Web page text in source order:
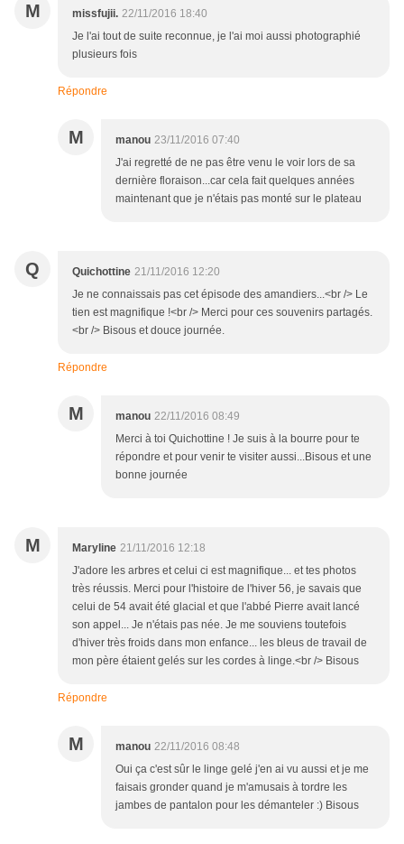
M missfujii. 22/11/2016 18:40
Je l'ai tout de suite reconnue, je l'ai moi aussi photographié
plusieurs fois
Répondre
M manou 23/11/2016 07:40
J'ai regretté de ne pas être venu le voir lors de sa
dernière floraison...car cela fait quelques années
maintenant que je n'étais pas monté sur le plateau
Q Quichottine 21/11/2016 12:20
Je ne connaissais pas cet épisode des amandiers...<br /> Le
tien est magnifique !<br /> Merci pour ces souvenirs partagés.
<br /> Bisous et douce journée.
Répondre
M manou 22/11/2016 08:49
Merci à toi Quichottine ! Je suis à la bourre pour te
répondre et pour venir te visiter aussi...Bisous et une
bonne journée
M Maryline 21/11/2016 12:18
J'adore les arbres et celui ci est magnifique... et tes photos
très réussis. Merci pour l'histoire de l'hiver 56, je savais que
celui de 54 avait été glacial et que l'abbé Pierre avait lancé
son appel... Je n'étais pas née. Je me souviens toutefois
d'hiver très froids dans mon enfance... les bleus de travail de
mon père étaient gelés sur les cordes à linge.<br /> Bisous
Répondre
M manou 22/11/2016 08:48
Oui ça c'est sûr le linge gelé j'en ai vu aussi et je me
faisais gronder quand je m'amusais à tordre les
jambes de pantalon pour les démanteler :) Bisous